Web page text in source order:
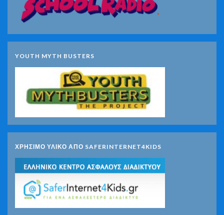
YOUTH MYTH BUSTERS
ΧΡΗΣΙΜΟ ΥΛΙΚΟ ΑΠΟ SAFERINTERNET4KIDS